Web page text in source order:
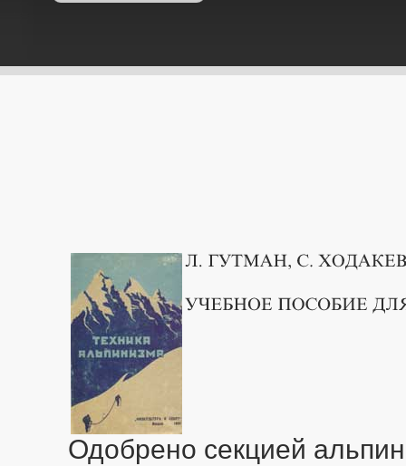
Одобрено секцией